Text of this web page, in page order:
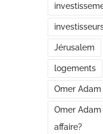
Jérusalem
logements
Omer Adam
Omer
affaire?